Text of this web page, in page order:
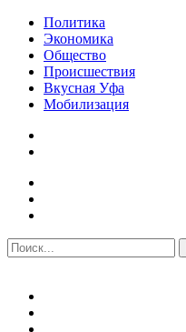
Политика
Экономика
Общество
Происшествия
Вкусная Уфа
Мобилизация